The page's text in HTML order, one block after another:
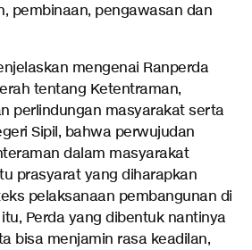
pembinaan, pengawasan dan
mengenai Ranperda
tentang Ketentraman,
perlindungan masyarakat serta
Sipil, bahwa perwujudan
dalam masyarakat
prasyarat yang diharapkan
pelaksanaan pembangunan di
Perda yang dibentuk nantinya
bisa menjamin rasa keadilan,